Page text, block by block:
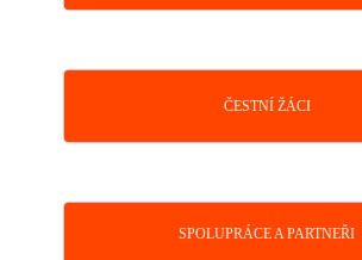
ČESTNÍ ŽÁCI
SPOLUPRÁCE A PARTNEŘI